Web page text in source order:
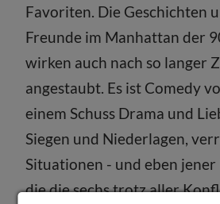
Favoriten. Die Geschichten
Freunde im Manhattan der
wirken auch nach so langer
angestaubt. Es ist Comedy
einem Schuss Drama und
Siegen und Niederlagen,
Situationen - und eben jener
die die sechs trotz aller